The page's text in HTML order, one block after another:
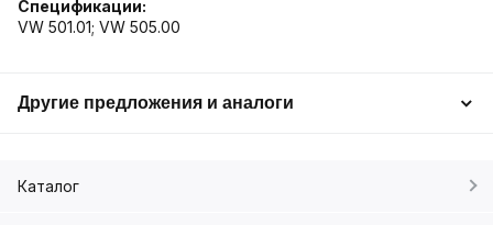
Спецификации:
VW 501.01; VW 505.00
Другие предложения и аналоги
Каталог